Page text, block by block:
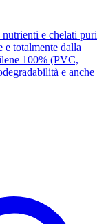
nutrienti e chelati puri
e totalmente dalla
100% (PVC,
e anche